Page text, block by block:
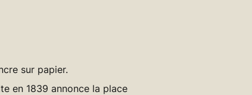
sur papier.
en 1839 annonce la place